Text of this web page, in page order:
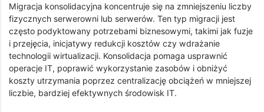
Migracja konsolidacyjna koncentruje się na zmniejszeniu liczby
fizycznych serwerowni lub serwerów. Ten typ migracji jest
często podyktowany potrzebami biznesowymi, takimi jak fuzje
i przejęcia, inicjatywy redukcji kosztów czy wdrażanie
technologii wirtualizacji. Konsolidacja pomaga usprawnić
operacje IT, poprawić wykorzystanie zasobów i obniżyć
koszty utrzymania poprzez centralizację obciążeń w mniejszej
liczbie, bardziej efektywnych środowisk IT.